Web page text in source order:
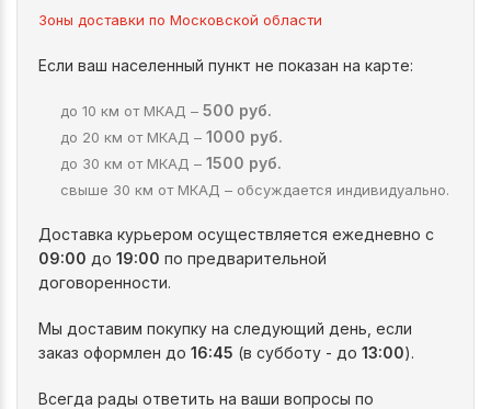
Зоны доставки по Московской области
Если ваш населенный пункт не показан на карте:
до 10 км от МКАД – 500 руб.
до 20 км от МКАД – 1000 руб.
до 30 км от МКАД – 1500 руб.
свыше 30 км от МКАД – обсуждается индивидуально.
Доставка курьером осуществляется ежедневно с
09:00 до 19:00 по предварительной
договоренности.
Мы доставим покупку на следующий день, если
заказ оформлен до 16:45 (в субботу - до 13:00).
Всегда рады ответить на ваши вопросы по